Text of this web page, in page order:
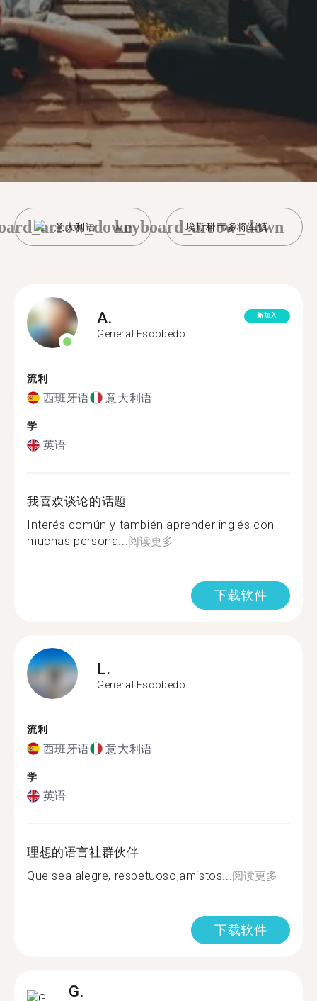
意大利语 埃斯科韦多将军镇
keyboard_arrow_down
A.
General Escobedo
新加入
流利
西班牙语 意大利语
学
英语
我喜欢谈论的话题
Interés común y también aprender inglés con
muchas persona...阅读更多
下载软件
L.
General Escobedo
流利
西班牙语 意大利语
学
英语
理想的语言社群伙伴
Que sea alegre, respetuoso,amistos...阅读更多
下载软件
G.